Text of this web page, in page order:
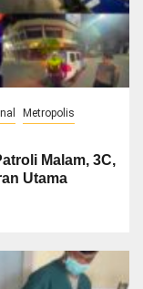
Metropolis
Malam, 3C,
Utama